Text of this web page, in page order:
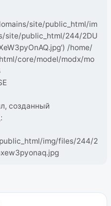
site/public_html/im
site/public_html/244/2DU
/home/
core/model/modx/mo
созданный
img/files/244/2